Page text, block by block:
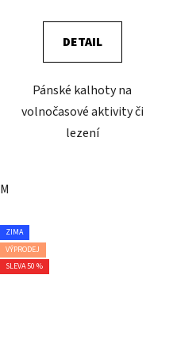
DETAIL
Pánské kalhoty na
volnočasové aktivity či
lezení
M
ZIMA
VÝPRODEJ
SLEVA 50 %